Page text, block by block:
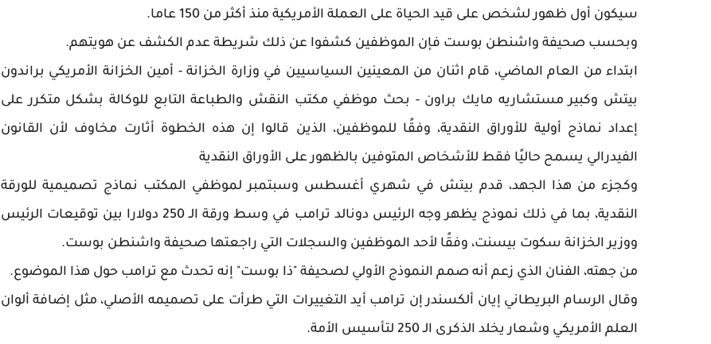
سيكون أول ظهور لشخص على قيد الحياة على العملة الأمريكية منذ أكثر من 150 عاما.
وبحسب صحيفة واشنطن بوست فإن الموظفين كشفوا عن ذلك شريطة عدم الكشف عن هويتهم.
ابتداء من العام الماضي، قام اثنان من المعينين السياسيين في وزارة الخزانة - أمين الخزانة الأمريكي براندون
بيتش وكبير مستشاريه مايك براون - بحث موظفي مكتب النقش والطباعة التابع للوكالة بشكل متكرر على
إعداد نماذج أولية للأوراق النقدية، وفقًا للموظفين، الذين قالوا إن هذه الخطوة أثارت مخاوف لأن القانون
الفيدرالي يسمح حاليًا فقط للأشخاص المتوفين بالظهور على الأوراق النقدية
وكجزء من هذا الجهد، قدم بيتش في شهري أغسطس وسبتمبر لموظفي المكتب نماذج تصميمية للورقة
النقدية، بما في ذلك نموذج يظهر وجه الرئيس دونالد ترامب في وسط ورقة الـ 250 دولارا بين توقيعات الرئيس
ووزير الخزانة سكوت بيسنت، وفقًا لأحد الموظفين والسجلات التي راجعتها صحيفة واشنطن بوست.
من جهته، الفنان الذي زعم أنه صمم النموذج الأولي لصحيفة "ذا بوست" إنه تحدث مع ترامب حول هذا الموضوع.
وقال الرسام البريطاني إيان ألكسندر إن ترامب أيد التغييرات التي طرأت على تصميمه الأصلي، مثل إضافة ألوان
العلم الأمريكي وشعار يخلد الذكرى الـ 250 لتأسيس الأمة.